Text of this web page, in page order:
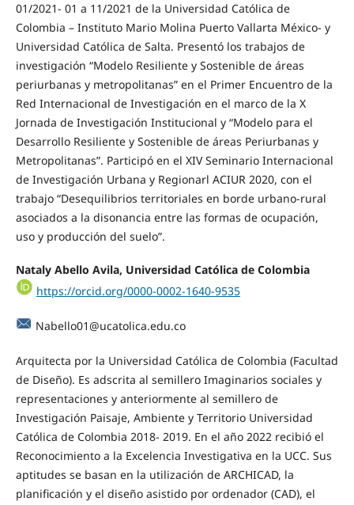
01/2021- 01 a 11/2021 de la Universidad Católica de
Colombia – Instituto Mario Molina Puerto Vallarta México- y
Universidad Católica de Salta. Presentó los trabajos de
investigación “Modelo Resiliente y Sostenible de áreas
periurbanas y metropolitanas” en el Primer Encuentro de la
Red Internacional de Investigación en el marco de la X
Jornada de Investigación Institucional y “Modelo para el
Desarrollo Resiliente y Sostenible de áreas Periurbanas y
Metropolitanas”. Participó en el XIV Seminario Internacional
de Investigación Urbana y Regionarl ACIUR 2020, con el
trabajo “Desequilibrios territoriales en borde urbano-rural
asociados a la disonancia entre las formas de ocupación,
uso y producción del suelo”.
Nataly Abello Avila, Universidad Católica de Colombia
https://orcid.org/0000-0002-1640-9535
Nabello01@ucatolica.edu.co
Arquitecta por la Universidad Católica de Colombia (Facultad
de Diseño). Es adscrita al semillero Imaginarios sociales y
representaciones y anteriormente al semillero de
Investigación Paisaje, Ambiente y Territorio Universidad
Católica de Colombia 2018- 2019. En el año 2022 recibió el
Reconocimiento a la Excelencia Investigativa en la UCC. Sus
aptitudes se basan en la utilización de ARCHICAD, la
planificación y el diseño asistido por ordenador (CAD), el